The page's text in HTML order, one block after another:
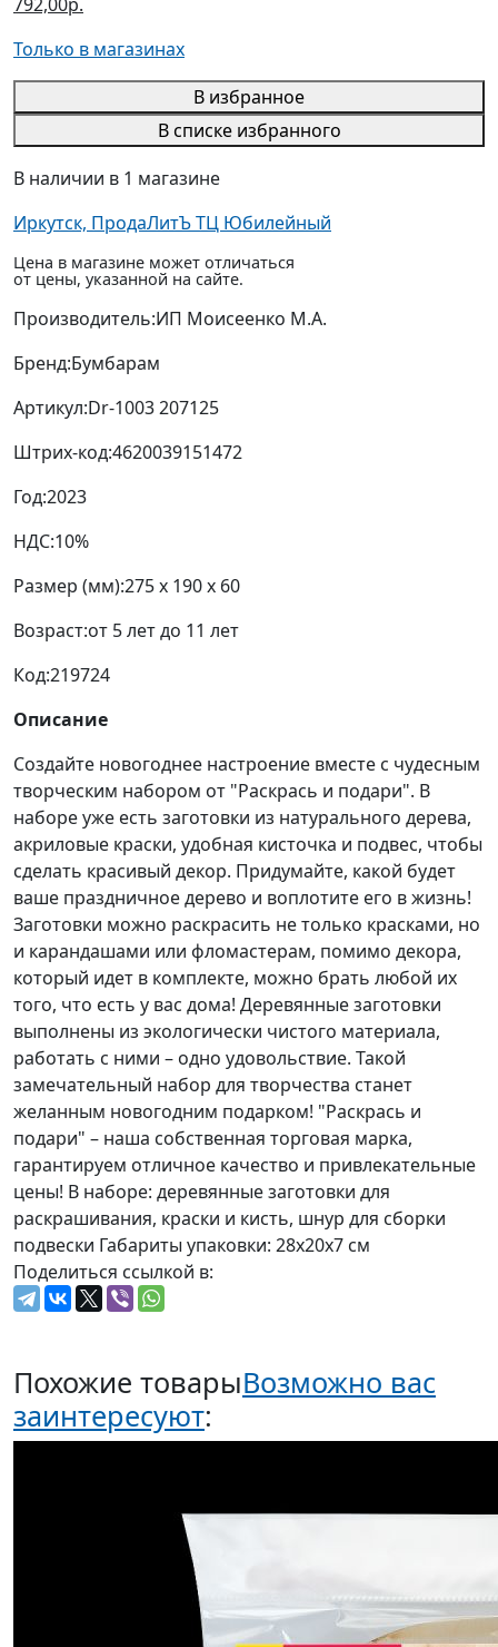
Только в магазинах
В избранное
В списке избранного
В наличии в 1 магазине
Иркутск, ПродаЛитЪ ТЦ Юбилейный
Цена в магазине может отличаться
от цены, указанной на сайте.
Производитель:ИП Моисеенко М.А.
Бренд:Бумбарам
Артикул:Dr-1003 207125
Штрих-код:4620039151472
Год:2023
НДС:10%
Размер (мм):275 x 190 x 60
Возраст:от 5 лет до 11 лет
Код:219724
Описание
Создайте новогоднее настроение вместе с чудесным
творческим набором от "Раскрась и подари". В
наборе уже есть заготовки из натурального дерева,
акриловые краски, удобная кисточка и подвес, чтобы
сделать красивый декор. Придумайте, какой будет
ваше праздничное дерево и воплотите его в жизнь!
Заготовки можно раскрасить не только красками, но
и карандашами или фломастерам, помимо декора,
который идет в комплекте, можно брать любой их
того, что есть у вас дома! Деревянные заготовки
выполнены из экологически чистого материала,
работать с ними – одно удовольствие. Такой
замечательный набор для творчества станет
желанным новогодним подарком! "Раскрась и
подари" – наша собственная торговая марка,
гарантируем отличное качество и привлекательные
цены! В наборе: деревянные заготовки для
раскрашивания, краски и кисть, шнур для сборки
подвески Габариты упаковки: 28х20х7 см
Поделиться ссылкой в:
Похожие товарыВозможно вас
заинтересуют: